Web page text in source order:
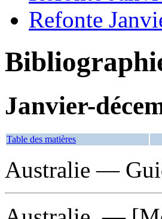
Refonte
Janvier-
Table des matières
Australie —